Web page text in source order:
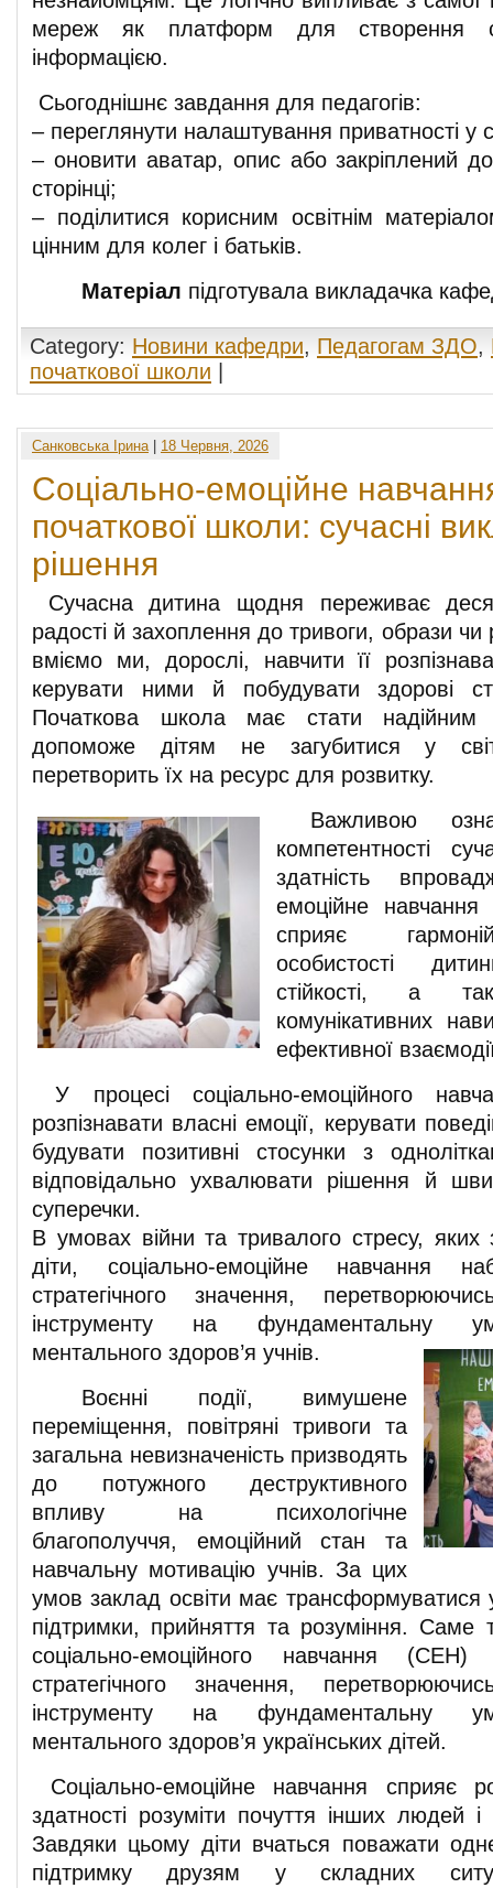
мереж як платформ для створення
інформацією.
Сьогоднішнє завдання для педагогів:
– переглянути налаштування приватності у
– оновити аватар, опис або закріплений
сторінці;
– поділитися корисним освітнім
цінним для колег і батьків.
Матеріал підготувала викладачка
Category: Новини кафедри, Педагогам ЗДО,
початкової школи
Санковська Ірина| 18 Червня, 2026
Соціально-емоційне
початкової школи: сучасні
рішення
Сучасна дитина щодня переживає
радості й захоплення до тривоги, образи чи
вміємо ми, дорослі, навчити її
керувати ними й побудувати здорові
Початкова школа має стати надійним
допоможе дітям не загубитися у
перетворить їх на ресурс для розвитку.
Важливою
компетентності
здатність
емоційне
сприяє
особистості
стійкості, а
комунікативних
ефективної
У процесі соціально-емоційного
розпізнавати власні емоції, керувати
будувати позитивні стосунки з
відповідально ухвалювати рішення й
суперечки.
В умовах війни та тривалого стресу, яких
діти, соціально-емоційне навчання
стратегічного значення,
інструменту на фундаментальну
ментального здоров’я учнів.
Воєнні події, вимушене
переміщення, повітряні тривоги та
загальна невизначеність призводять
до потужного деструктивного
впливу на психологічне
благополуччя, емоційний стан та
навчальну мотивацію учнів. За цих
умов заклад освіти має трансформуватися
підтримки, прийняття та розуміння. Саме
соціально-емоційного навчання (СЕН)
стратегічного значення,
інструменту на фундаментальну
ментального здоров’я українських дітей.
Соціально-емоційне навчання сприяє
здатності розуміти почуття інших людей і
Завдяки цьому діти вчаться поважати
підтримку друзям у складних